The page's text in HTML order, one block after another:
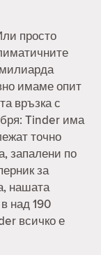
просто
имаме опит
връзка с
Tinder има
точно
запалени по
за
нашата
над 190
всичко е